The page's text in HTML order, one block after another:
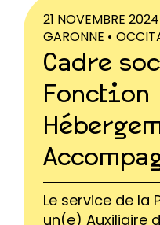
21 NOVEMBRE 2024
GARONNE •
Cadre
Fonction
Le service de la
un(e) Auxiliaire